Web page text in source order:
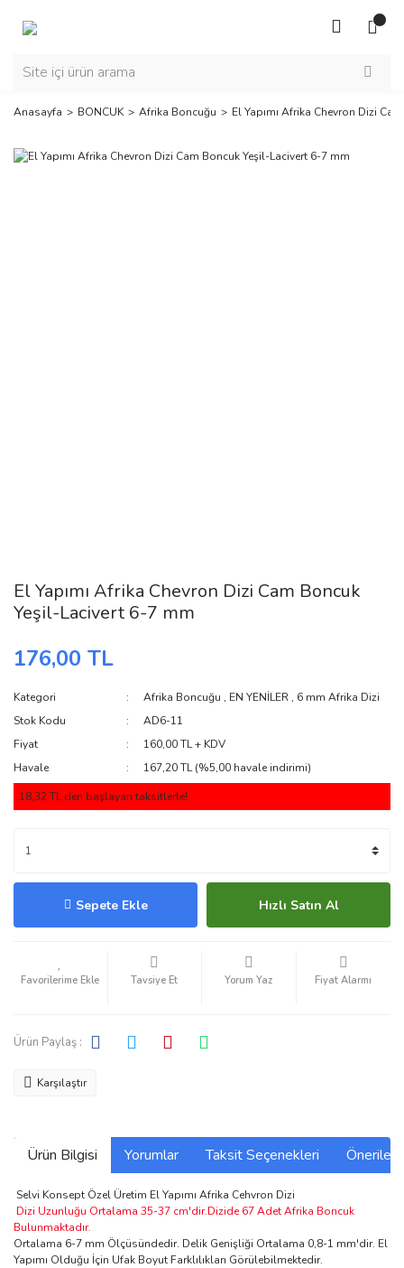
Anasayfa BONCUK Afrika Boncuğu El Yapımı Afrika Chevron Dizi
El Yapımı Afrika Chevron Dizi Cam Boncuk
Yeşil-Lacivert 6-7 mm
176,00 TL
Kategori Afrika Boncuğu , EN YENİLER , 6 mm Afrika Dizi
Stok Kodu
AD6-11
Fiyat
160,00 TL + KDV
Havale
167,20 TL (%5,00 havale indirimi)
18,32 TL den başlayan taksitlerle!
Sepete Ekle Hızlı Satın Al
Tavsiye Et Yorum Yaz Fiyat Alarmı
Ürün Paylaş :
Karşılaştır
Ürün Bilgisi Yorumlar Taksit Seçenekleri
Selvi Konsept Özel Üretim El Yapımı Afrika Cehvron Dizi
Dizi Uzunluğu Ortalama 35-37 cm'dir.Dizide 67 Adet Afrika Boncuk
Bulunmaktadır.
Ortalama 6-7 mm Ölçüsündedir. Delik Genişliği Ortalama 0,8-1 mm'dir. El
Yapımı Olduğu İçin Ufak Boyut Farklılıkları Görülebilmektedir.